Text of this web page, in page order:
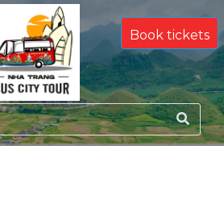
Book tickets